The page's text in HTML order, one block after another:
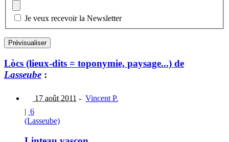
Je veux recevoir la Newsletter
Lòcs (lieux-dits = toponymie, paysage...) de
Lasseube :
17 août 2011 - Vincent P.
| 6
(Lasseube)